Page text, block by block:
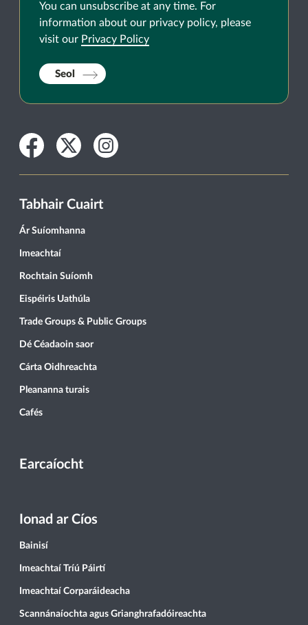
You can unsubscribe at any time. For
information about our privacy policy, please
visit our Privacy Policy
Seol
Facebook
TwitterInstagram
Tabhair Cuairt
Ár Suíomhanna
Imeachtaí
Rochtain Suíomh
Eispéiris Uathúla
Trade Groups & Public Groups
Dé Céadaoin saor
Cárta Oidhreachta
Pleananna turais
Cafés
Earcaíocht
Ionad ar Cíos
Bainisí
Imeachtaí Tríú Páirtí
Imeachtaí Corparáideacha
Scannánaíochta agus Grianghrafadóireachta